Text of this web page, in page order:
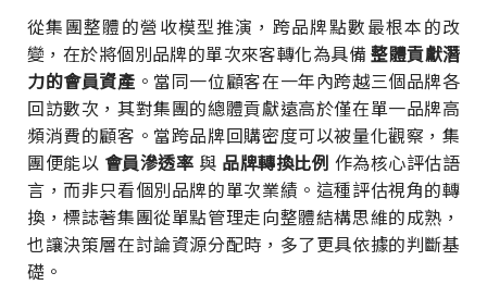
從集團整體的營收模型推演，跨品牌點數最根本的改
變，在於將個別品牌的單次來客轉化為具備整體貢獻潛
力的會員資產 。當同一位顧客在一年內跨越三個品牌各
回訪數次，其對集團的總體貢獻遠高於僅在單一品牌高
頻消費的顧客。當跨品牌回購密度可以被量化觀察，集
團便能以 會員滲透率 與 品牌轉換比例 作為核心評估語
言，而非只看個別品牌的單次業績。這種評估視角的轉
換，標誌著集團從單點管理走向整體結構思維的成熟，
也讓決策層在討論資源分配時，多了更具依據的判斷基
礎。